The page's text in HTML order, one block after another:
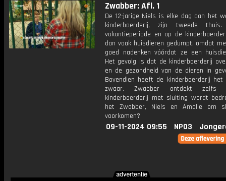
Zwabber: Afl. 1
De 12-jarige Niels is elke dag aan het
kinderboerderij, zijn tweede
vakantieperiode en op de
dan vaak huisdieren gedumpt, omdat
goed nadenken vóórdat ze een
Het gevolg is dat de kinderboerderij
en de gezondheid van de dieren in
Bovendien heeft de kinderboerderij het
zwaar. Zwabber ontdekt
kinderboerderij met sluiting wordt
het Zwabber, Niels en Amalie om
voorkomen?
09-11-2024 09:55 NPO3